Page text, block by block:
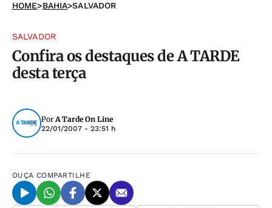
HOME>BAHIA>SALVADOR
SALVADOR
Confira os destaques de A TARDE
desta terça
PorA Tarde On Line
22/01/2007 - 23:51 h
OUÇA COMPARTILHE